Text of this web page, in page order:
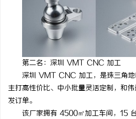
第二名：深圳 VMT CNC 加工
深圳 VMT CNC 加工，是珠三角地
主打高性价比、中小批量灵活定制，和
发订单。
该厂家拥有 4500㎡加工车间，15